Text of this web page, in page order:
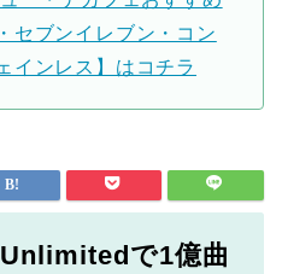
セブンイレブン・コン
インレス】はコチラ
で1億曲